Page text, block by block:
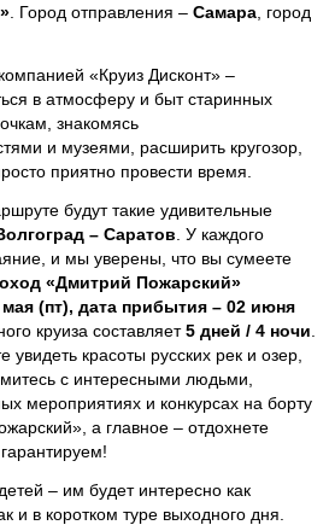
. Город отправления – Самара , город
«Круиз Дисконт» –
в атмосферу и быт старинных
знакомясь
и музеями, расширить кругозор,
приятно провести время.
будут такие удивительные
– Саратов . У каждого
и мы уверены, что вы сумеете
«Дмитрий Пожарский»
мая (пт), дата прибытия – 02 июня
круиза составляет5 дней / 4 ночи
увидеть красоты русских рек и озер,
с интересными людьми,
мероприятиях и конкурсах на борту
а главное – отдохнете
– им будет интересно как
и в коротком туре выходного дня.